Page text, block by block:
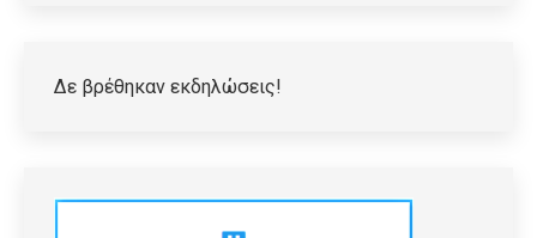
Δε βρέθηκαν εκδηλώσεις!